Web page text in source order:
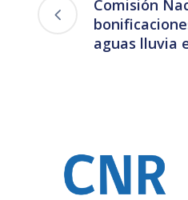
Comisión
aguas lluvia